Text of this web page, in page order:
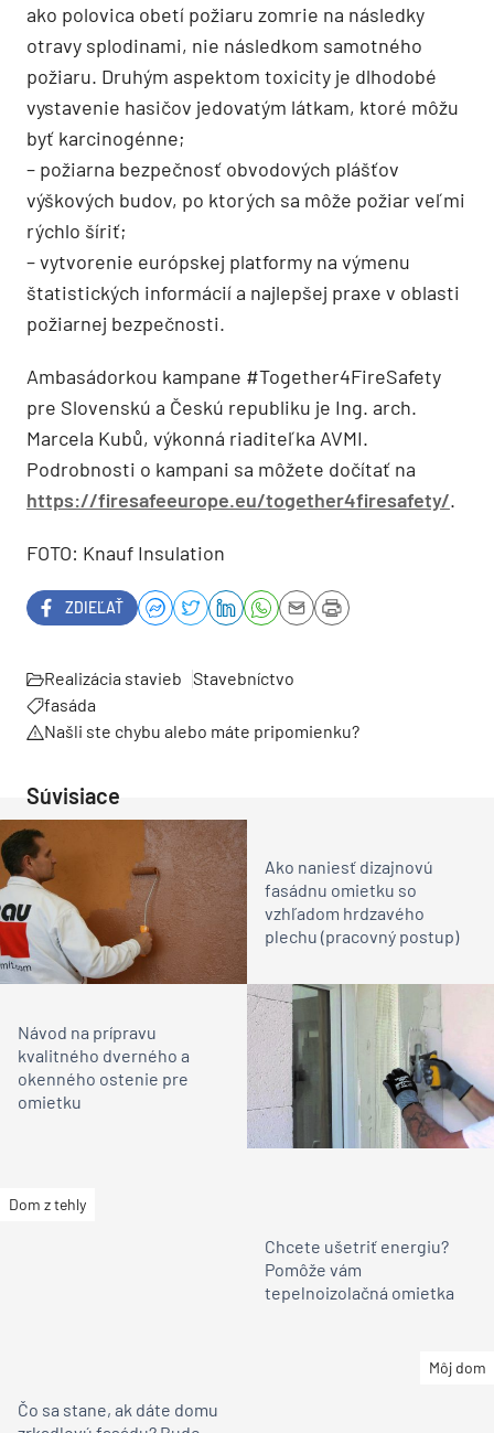
ako polovica obetí požiaru zomrie na následky
otravy splodinami, nie následkom samotného
požiaru. Druhým aspektom toxicity je dlhodobé
vystavenie hasičov jedovatým látkam, ktoré môžu
byť karcinogénne;
– požiarna bezpečnosť obvodových plášťov
výškových budov, po ktorých sa môže požiar veľmi
rýchlo šíriť;
– vytvorenie európskej platformy na výmenu
štatistických informácií a najlepšej praxe v oblasti
požiarnej bezpečnosti.
Ambasádorkou kampane #Together4FireSafety
pre Slovenskú a Českú republiku je Ing. arch.
Marcela Kubů, výkonná riaditeľka AVMI.
Podrobnosti o kampani sa môžete dočítať na
https://firesafeeurope.eu/together4firesafety/.
FOTO: Knauf Insulation
ZDIEĽAŤ
Realizácia stavieb Stavebníctvo
fasáda
Našli ste chybu alebo máte pripomienku?
Súvisiace
Ako naniesť dizajnovú
fasádnu omietku so
vzhľadom hrdzavého
plechu (pracovný postup)
Návod na prípravu
kvalitného dverného a
okenného ostenie pre
omietku
Dom z tehly
Chcete ušetriť energiu?
Pomôže vám
tepelnoizolačná omietka
Môj dom
Čo sa stane, ak dáte domu